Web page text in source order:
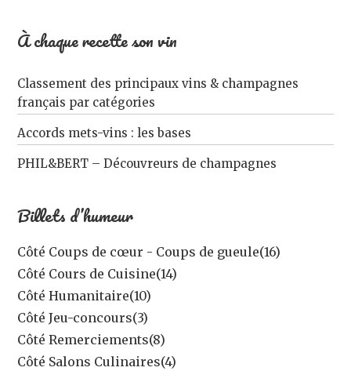
À chaque recette son vin
Classement des principaux vins & champagnes
français par catégories
Accords mets-vins : les bases
PHIL&BERT – Découvreurs de champagnes
Billets d’humeur
Côté Coups de cœur - Coups de gueule(16)
Côté Cours de Cuisine(14)
Côté Humanitaire(10)
Côté Jeu-concours(3)
Côté Remerciements(8)
Côté Salons Culinaires(4)